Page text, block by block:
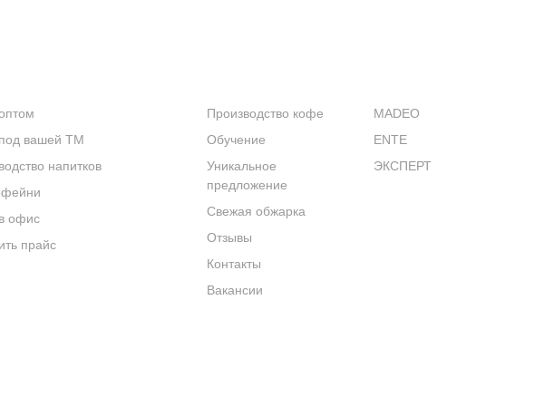
вашей ТМ
напитков
офис
прайс
Производство кофе
Обучение
Уникальное
предложение
Свежая обжарка
Отзывы
Контакты
Вакансии
MADEO
ENTE
ЭКСПЕРТ